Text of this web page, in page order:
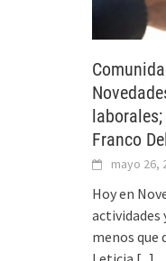
Franco
mayo 26,
Hoy en
actividades
menos que